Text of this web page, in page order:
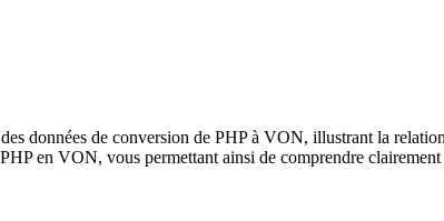
données de conversion de PHP à VON, illustrant la
en VON, vous permettant ainsi de comprendre